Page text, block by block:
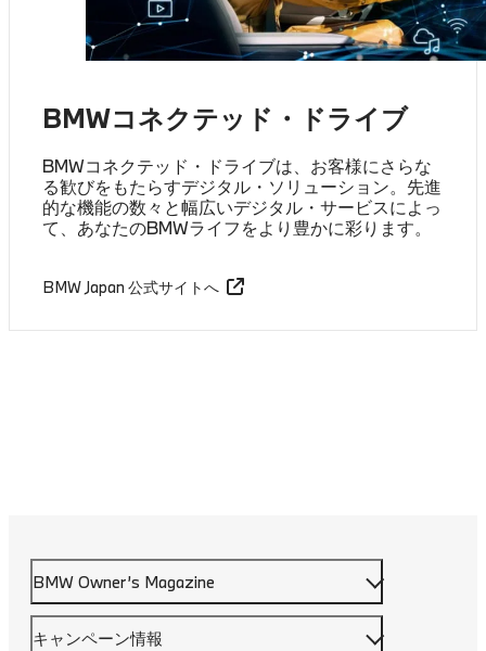
BMWコネクテッド・ドライブ
BMWコネクテッド・ドライブは、お客様にさらな
る歓びをもたらすデジタル・ソリューション。先進
的な機能の数々と幅広いデジタル・サービスによっ
て、あなたのBMWライフをより豊かに彩ります。
BMW Japan 公式サイトへ
BMW Owner’s Magazine
キャンペーン情報